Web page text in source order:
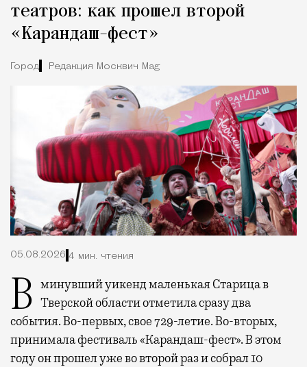
театров: как прошел второй
«Карандаш-фест»
Город Редакция Москвич Mag
05.08.2026 4 мин. чтения
В минувший уикенд маленькая Старица в Тверской области отметила сразу два
события. Во-первых, свое 729-летие. Во-вторых,
принимала фестиваль «Карандаш-фест». В этом
году он прошел уже во второй раз и собрал 10